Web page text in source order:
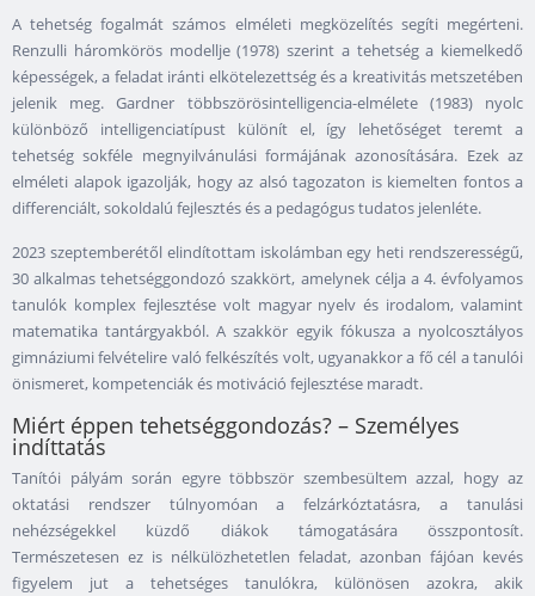
A tehetség fogalmát számos elméleti megközelítés segíti megérteni.
Renzulli háromkörös modellje (1978) szerint a tehetség a kiemelkedő
képességek, a feladat iránti elkötelezettség és a kreativitás metszetében
jelenik meg. Gardner többszörösintelligencia-elmélete (1983) nyolc
különböző intelligenciatípust különít el, így lehetőséget teremt a
tehetség sokféle megnyilvánulási formájának azonosítására. Ezek az
elméleti alapok igazolják, hogy az alsó tagozaton is kiemelten fontos a
differenciált, sokoldalú fejlesztés és a pedagógus tudatos jelenléte.
2023 szeptemberétől elindítottam iskolámban egy heti rendszerességű,
30 alkalmas tehetséggondozó szakkört, amelynek célja a 4. évfolyamos
tanulók komplex fejlesztése volt magyar nyelv és irodalom, valamint
matematika tantárgyakból. A szakkör egyik fókusza a nyolcosztályos
gimnáziumi felvételire való felkészítés volt, ugyanakkor a fő cél a tanulói
önismeret, kompetenciák és motiváció fejlesztése maradt.
Miért éppen tehetséggondozás? – Személyes
indíttatás
Tanítói pályám során egyre többször szembesültem azzal, hogy az
oktatási rendszer túlnyomóan a felzárkóztatásra, a tanulási
nehézségekkel küzdő diákok támogatására összpontosít.
Természetesen ez is nélkülözhetetlen feladat, azonban fájóan kevés
figyelem jut a tehetséges tanulókra, különösen azokra, akik